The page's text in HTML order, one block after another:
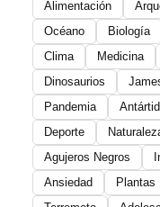
Alimentación
Océano
Biología
Clima
Medicina
Dinosaurios
Pandemia
Deporte
Agujeros Negros
Ansiedad
Plantas